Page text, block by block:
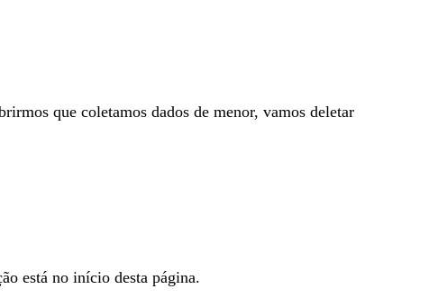
que coletamos dados de menor, vamos deletar
está no início desta página.